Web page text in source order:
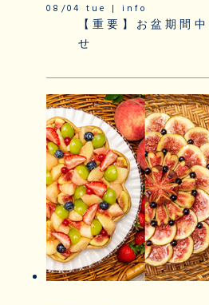
08/04 tue | info
【重要】お盆期間
せ